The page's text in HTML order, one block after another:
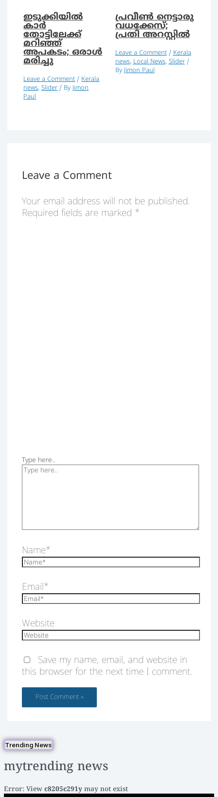
ഇടുക്കിയില്‍
കാര്‍
തോട്ടിലേക്ക്
മറിഞ്ഞ്
അപകടം; ഒരാള്‍
മരിച്ചു
Leave a Comment / Kerala
news,Slider / By Jimon
Paul
പ്രവീണ്‍ നെട്ടാരു
വധക്കേസ്;
പ്രതി അറസ്റ്റില്‍
Leave a Comment / Kerala
news, Local News, Slider/
By Jimon Paul
Leave a Comment
Your email address will not be published.
Required fields are marked *
Type here..
Name*
Email*
Website
Save my name, email, and website in
this browser for the next time I comment.
Trending News
mytrending news
Error: View c8205c291y may not exist